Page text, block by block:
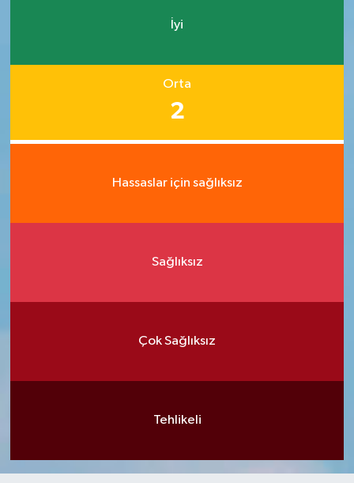
İyi
Orta
2
Hassaslar için sağlıksız
Sağlıksız
Çok Sağlıksız
Tehlikeli